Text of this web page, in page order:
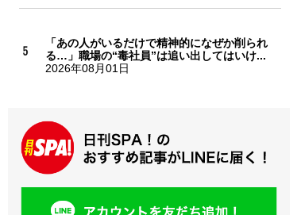
「あの人がいるだけで精神的になぜか削られ
る…」職場の“毒社員”は追い出してはいけ...
2026年08月01日